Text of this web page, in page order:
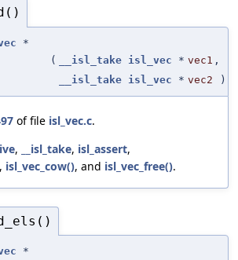
*
( __isl_take isl_vec * vec1 ,
__isl_take isl_vec * vec2 )
of file isl_vec.c.
, __isl_take, isl_assert,
, isl_vec_cow(), and isl_vec_free().
*